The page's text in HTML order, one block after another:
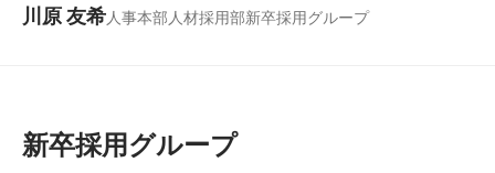
川原 友希人事本部人材採用部新卒採用グループ
新卒採用グループ